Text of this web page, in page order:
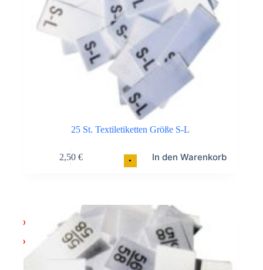
•
25 St. Textiletiketten Größe S-L
2,50 € In den Warenkorb